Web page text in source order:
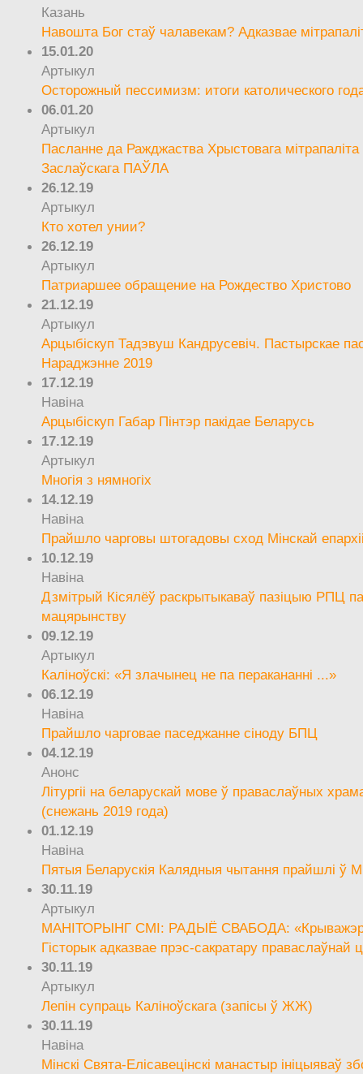
Казань
Навошта Бог стаў чалавекам? Адказвае
15.01.20
Артыкул
Осторожный пессимизм: итоги католического
06.01.20
Артыкул
Пасланне да Ражджаства Хрыстовага мітрапаліта
Заслаўскага ПАЎЛА
26.12.19
Артыкул
Кто хотел унии?
26.12.19
Артыкул
Патриаршее обращение на Рождество Христово
21.12.19
Артыкул
Арцыбіскуп Тадэвуш Кандрусевіч. Пастырскае
Нараджэнне 2019
17.12.19
Навіна
Арцыбіскуп Габар Пінтэр пакідае Беларусь
17.12.19
Артыкул
Многія з нямногіх
14.12.19
Навіна
Прайшло чарговы штогадовы сход Мінскай
10.12.19
Навіна
Дзмітрый Кісялёў раскрытыкаваў пазіцыю РПЦ
мацярынству
09.12.19
Артыкул
Каліноўскі: «Я злачынец не па перакананні ...»
06.12.19
Навіна
Прайшло чарговае паседжанне сіноду БПЦ
04.12.19
Анонс
Літургіі на беларускай мове ў праваслаўных
(снежань 2019 года)
01.12.19
Навіна
Пятыя Беларускія Калядныя чытання прайшлі ў
30.11.19
Артыкул
МАНІТОРЫНГ СМІ: РАДЫЁ СВАБОДА:
Гісторык адказвае прэс-сакратару праваслаўнай
30.11.19
Артыкул
Лепін супраць Каліноўскага (запісы ў ЖЖ)
30.11.19
Навіна
Мінскі Свята-Елісавецінскі манастыр ініцыяваў